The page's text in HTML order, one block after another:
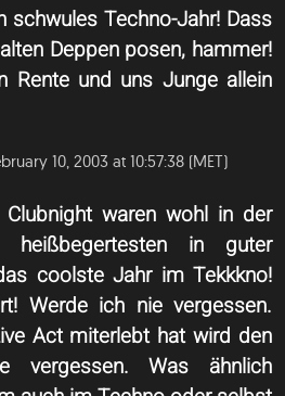
schwules Techno-Jahr! Dass
Deppen posen, hammer!
Rente und uns Junge allein
10, 2003 at 10:57:38 (MET)
waren wohl in der
heißbegertesten in guter
coolste Jahr im Tekkkno!
Werde ich nie vergessen.
Act miterlebt hat wird den
vergessen. Was ähnlich